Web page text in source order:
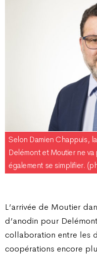
Selon Damien Chappuis,
Delémont et Moutier ne va
également se simplifier.
L’arrivée de Moutier
d’anodin pour
collaboration entre les
coopérations encore